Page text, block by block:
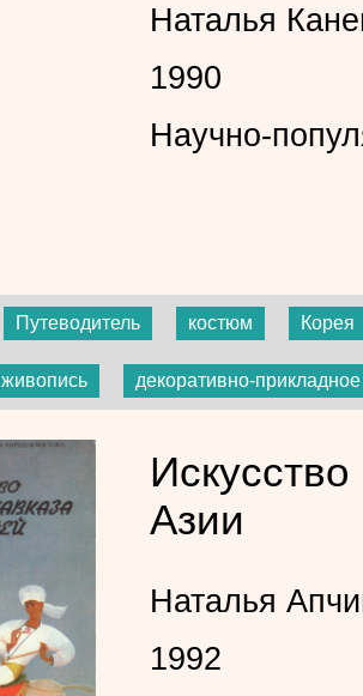
Наталья
1990
Научно-
Путеводитель костюм Корея
живопись декоративно-прикладное
Азии
Наталья
1992